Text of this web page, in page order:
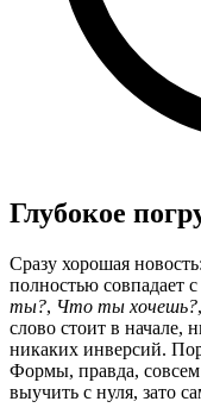
Глубокое
Сразу хорошая
полностью совпадает
ты?, Что ты хочешь?,
слово стоит в начале,
никаких инверсий.
Формы, правда,
выучить с нуля, зато